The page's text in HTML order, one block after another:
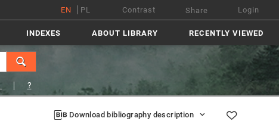
EN PL Contrast Share Login
INDEXES ABOUT LIBRARY RECENTLY VIEWED
?
Download bibliography description